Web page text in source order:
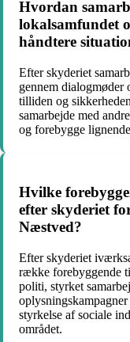
Hvordan
lokalsamfundet
håndtere
Efter skyderiet
gennem
tilliden og
samarbejde med
og forebygge
Hvilke
efter skyderiet
Næstved?
Efter skyderiet
række forebyggende
politi, styrket
styrkelse af sociale
området.